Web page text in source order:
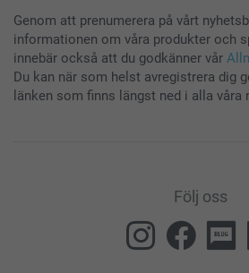
Genom att prenumerera på vårt
informationen om våra produkter och
innebär också att du godkänner vår
Du kan när som helst avregistrera dig
länken som finns längst ned i alla våra
Följ oss